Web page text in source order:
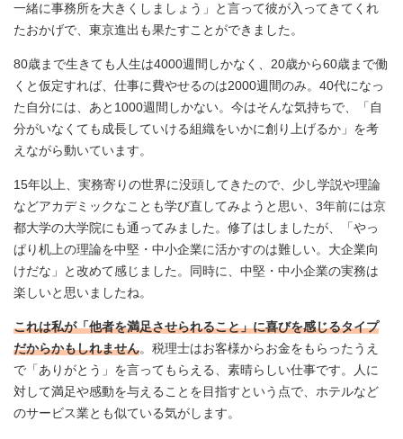
一緒に事務所を大きくしましょう」と言って彼が入ってきてくれ
たおかげで、東京進出も果たすことができました。
80歳まで生きても人生は4000週間しかなく、20歳から60歳まで働
くと仮定すれば、仕事に費やせるのは2000週間のみ。40代になっ
た自分には、あと1000週間しかない。今はそんな気持ちで、「自
分がいなくても成長していける組織をいかに創り上げるか」を考
えながら動いています。
15年以上、実務寄りの世界に没頭してきたので、少し学説や理論
などアカデミックなことも学び直してみようと思い、3年前には京
都大学の大学院にも通ってみました。修了はしましたが、「やっ
ぱり机上の理論を中堅・中小企業に活かすのは難しい。大企業向
けだな」と改めて感じました。同時に、中堅・中小企業の実務は
楽しいと思いましたね。
これは私が「他者を満足させられること」に喜びを感じるタイプ
だからかもしれません。税理士はお客様からお金をもらったうえ
で「ありがとう」を言ってもらえる、素晴らしい仕事です。人に
対して満足や感動を与えることを目指すという点で、ホテルなど
のサービス業とも似ている気がします。